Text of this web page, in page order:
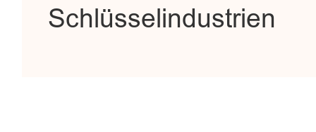
Schlüsselindustrien